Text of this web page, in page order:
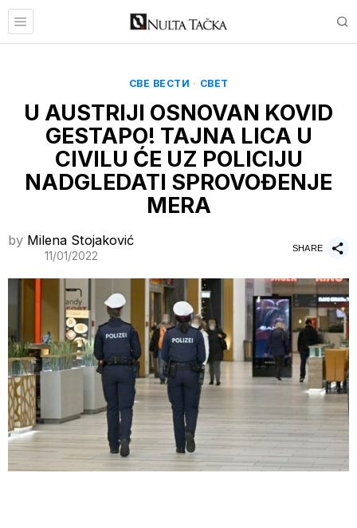
СВЕ ВЕСТИ · СВЕТ
U AUSTRIJI OSNOVAN KOVID
GESTAPO! TAJNA LICA U
CIVILU ĆE UZ POLICIJU
NADGLEDATI SPROVOĐENJE
MERA
by Milena Stojaković
11/01/2022
SHARE